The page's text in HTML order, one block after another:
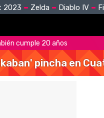
2023 Zelda Diablo IV
cumple 20 años
pincha en